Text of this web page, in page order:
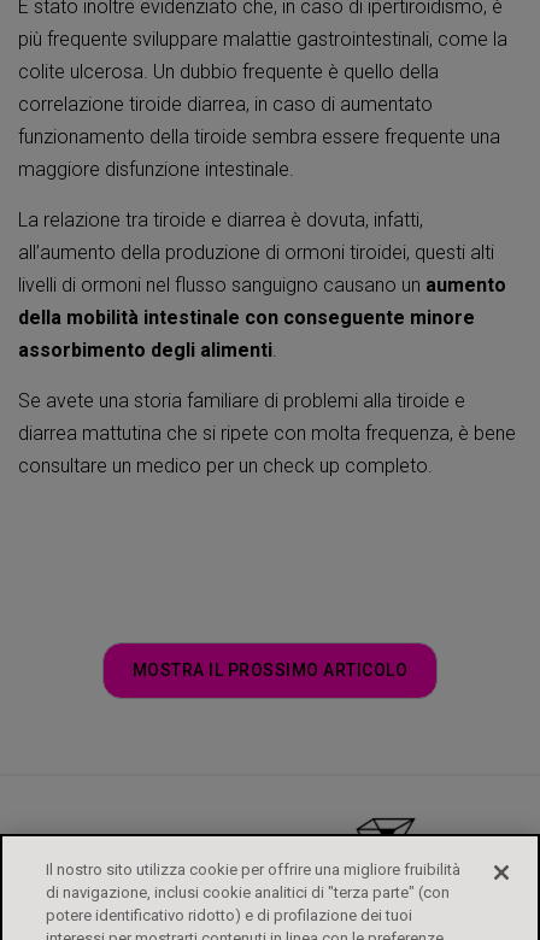
È stato inoltre evidenziato che, in caso di ipertiroidismo, è
più frequente sviluppare malattie gastrointestinali, come la
colite ulcerosa. Un dubbio frequente è quello della
correlazione tiroide diarrea, in caso di aumentato
funzionamento della tiroide sembra essere frequente una
maggiore disfunzione intestinale.
La relazione tra tiroide e diarrea è dovuta, infatti,
all’aumento della produzione di ormoni tiroidei, questi alti
livelli di ormoni nel flusso sanguigno causano un aumento
della mobilità intestinale con conseguente minore
assorbimento degli alimenti.
Se avete una storia familiare di problemi alla tiroide e
diarrea mattutina che si ripete con molta frequenza, è bene
consultare un medico per un check up completo.
MOSTRA IL PROSSIMO ARTICOLO
Il nostro sito utilizza cookie per offrire una migliore fruibilità
di navigazione, inclusi cookie analitici di "terza parte" (con
potere identificativo ridotto) e di profilazione dei tuoi